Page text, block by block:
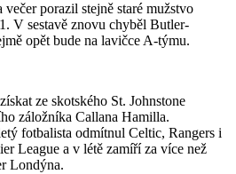
porazil stejně staré mužstvo
V sestavě znovu chyběl Butler-
opět bude na lavičce A-týmu.
ze skotského St. Johnstone
záložníka Callana Hamilla.
fotbalista odmítnul Celtic, Rangers i
League a v létě zamíří za více než
Londýna.